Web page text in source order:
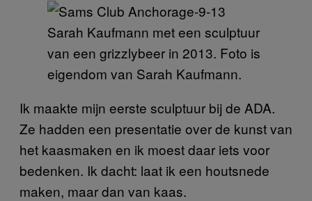
Sarah Kaufmann met een sculptuur
van een grizzlybeer in 2013. Foto is
eigendom van Sarah Kaufmann.
Ik maakte mijn eerste sculptuur bij de ADA.
Ze hadden een presentatie over de kunst van
het kaasmaken en ik moest daar iets voor
bedenken. Ik dacht: laat ik een houtsnede
maken, maar dan van kaas.